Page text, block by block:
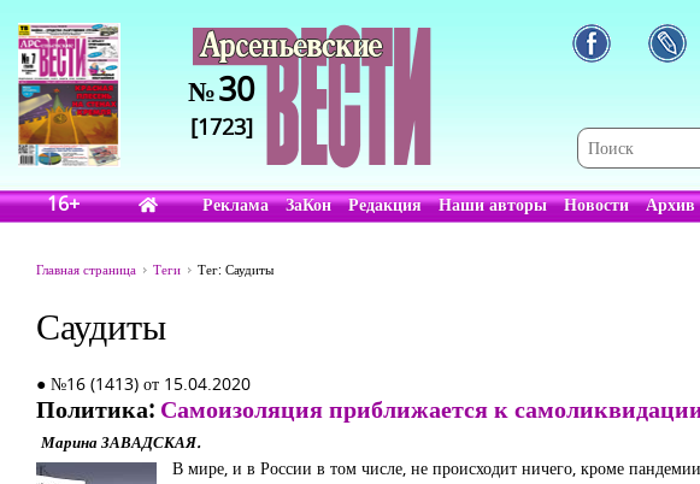
№30
[1723]
16+ Реклама ЗаКон Редакция Наши авторы Новости Архив
Главная страница Теги Тег: Саудиты
Саудиты
● №16 (1413) от 15.04.2020
Политика: Самоизоляция приближается к
Марина ЗАВАДСКАЯ.
В мире, и в России в том числе, не происходит ничего, кроме